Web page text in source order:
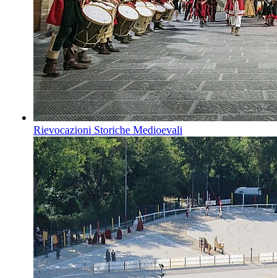
Rievocazioni Storiche Medioevali